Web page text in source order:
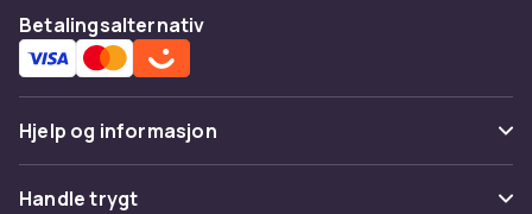
Betalingsalternativ
Hjelp og informasjon
Vanlige spørsmål
Handle trygt